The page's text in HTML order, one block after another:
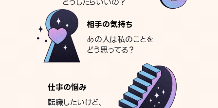
相手の気持ち
あの人は私のことを
どう思ってる？
仕事の悩み
転職したいけど、